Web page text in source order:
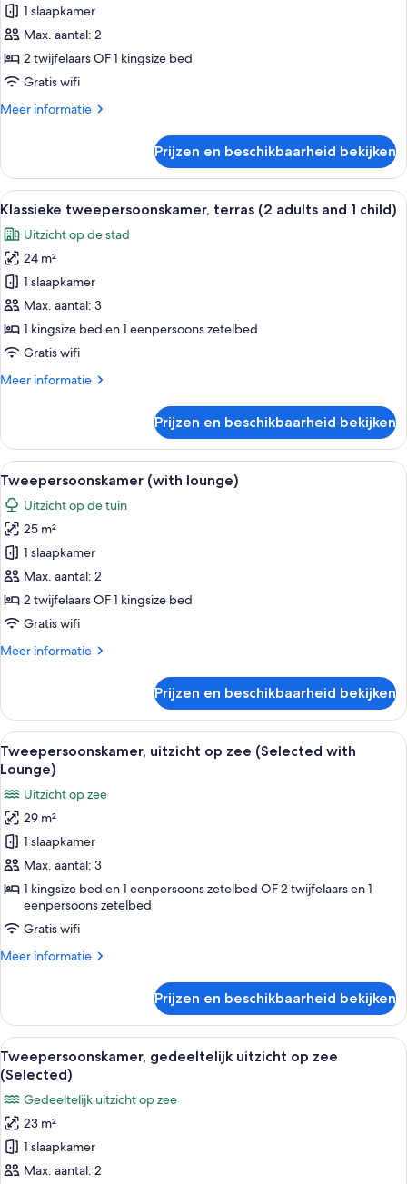
uitzicht
op
zee
(Selected)
1 slaapkamer
Max. aantal: 2
2 twijfelaars OF 1 kingsize bed
Gratis wifi
Meer informatie
Meer
uitzicht
op
zee
Prijzen en beschikbaarheid bekijken
Alle
foto's
voor
Klassieke
tweepersoonskamer,
terras
(2
adults
1
Een hotelkamer met een groot bed,
8
Klassieke tweepersoonskamer, terras (2 adults and 1 child)
Uitzicht op de stad
24 m²
1 slaapkamer
Max. aantal: 3
1 kingsize bed en 1 eenpersoons zetelbed
Gratis wifi
Meer informatie
Meer
tweepersoonskamer,
terras
(2
adults
and
child)
Prijzen en beschikbaarheid bekijken
Alle
foto's
voor
Tweepersoonskamer
(with
lounge)
laden
Een moderne woonkamer met een
7
Tweepersoonskamer (with lounge)
Uitzicht op de tuin
25 m²
1 slaapkamer
Max. aantal: 2
2 twijfelaars OF 1 kingsize bed
Gratis wifi
Meer informatie
Meer
(with
lounge)
Prijzen en beschikbaarheid bekijken
Alle
foto's
voor
Tweepersoonskamer,
uitzicht
op
zee
(Selected
with
Lounge)
laden
Een moderne woonkamer met een
8
Tweepersoonskamer, uitzicht op zee (Selected with
Lounge)
Uitzicht op zee
29 m²
1 slaapkamer
Max. aantal: 3
1 kingsize bed en 1 eenpersoons zetelbed OF 2 twijfelaars en 1
eenpersoons zetelbed
Gratis wifi
Meer informatie
Meer
uitzicht
op
zee
(Selected
with
Lounge)
Prijzen en beschikbaarheid bekijken
Alle
foto's
voor
Tweepersoonskamer,
gedeeltelijk
uitzicht
op
Een balkon met een tafel en
9
Tweepersoonskamer, gedeeltelijk uitzicht op zee
(Selected)
Gedeeltelijk uitzicht op zee
23 m²
1 slaapkamer
Max. aantal: 2